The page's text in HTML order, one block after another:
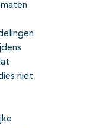
niet